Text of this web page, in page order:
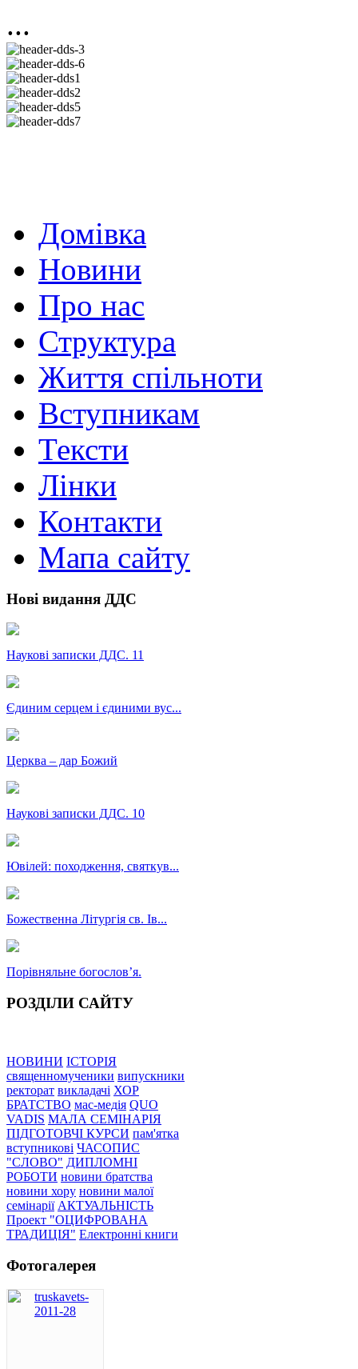
...
Домівка
Новини
Про нас
Структура
Життя спільноти
Вступникам
Тексти
Лінки
Контакти
Мапа сайту
Нові видання ДДС
Наукові записки ДДС. 11
Єдиним серцем і єдиними вус...
Церква – дар Божий
Наукові записки ДДС. 10
Ювілей: походження, святкув...
Божественна Літургія св. Ів...
Порівняльне богословʼя.
РОЗДІЛИ САЙТУ
НОВИНИ ІСТОРІЯ
священномученики випускники
ректорат викладачі ХОР
БРАТСТВО мас-медія QUO
VADIS МАЛА СЕМІНАРІЯ
ПІДГОТОВЧІ КУРСИ пам'ятка
вступникові ЧАСОПИС
"СЛОВО" ДИПЛОМНІ
РОБОТИ новини братства
новини хору новини малої
семінарії АКТУАЛЬНІСТЬ
Проект "ОЦИФРОВАНА
ТРАДИЦІЯ" Електронні книги
Фотогалерея